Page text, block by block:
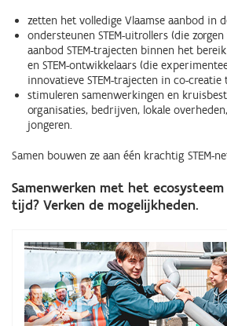
zetten het volledige Vlaamse aanbod in
ondersteunen STEM-uitrollers (die
aanbod STEM-trajecten binnen het
en STEM-ontwikkelaars (die
innovatieve STEM-trajecten in co-
stimuleren samenwerkingen en
organisaties, bedrijven, lokale
jongeren.
Samen bouwen ze aan één krachtig STEM-
Samenwerken met het ecosysteem
tijd? Verken de mogelijkheden.